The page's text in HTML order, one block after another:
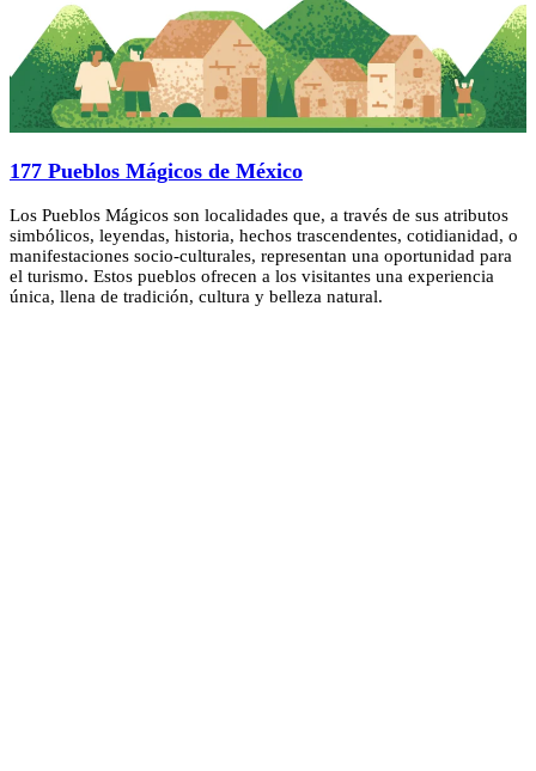
177 Pueblos Mágicos de México
Los Pueblos Mágicos son localidades que, a través de sus atributos
simbólicos, leyendas, historia, hechos trascendentes, cotidianidad, o
manifestaciones socio-culturales, representan una oportunidad para
el turismo. Estos pueblos ofrecen a los visitantes una experiencia
única, llena de tradición, cultura y belleza natural.